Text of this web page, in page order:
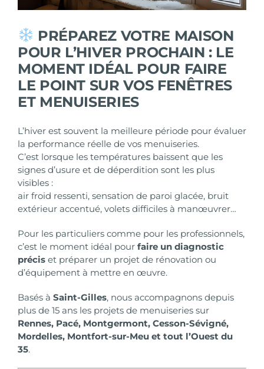
PRÉPAREZ VOTRE MAISON
POUR L’HIVER PROCHAIN : LE
MOMENT IDÉAL POUR FAIRE
LE POINT SUR VOS FENÊTRES
ET MENUISERIES
L’hiver est souvent la meilleure période pour évaluer
la performance réelle de vos menuiseries.
C’est lorsque les températures baissent que les
signes d’usure et de déperdition sont les plus
visibles :
air froid ressenti, sensation de paroi glacée, bruit
extérieur accentué, volets difficiles à manœuvrer…
Pour les particuliers comme pour les professionnels,
c’est le moment idéal pour faire un diagnostic
précis et préparer un projet de rénovation ou
d’équipement à mettre en œuvre.
Basés à Saint-Gilles, nous accompagnons depuis
plus de 15 ans les projets de menuiseries sur
Rennes, Pacé, Montgermont, Cesson-Sévigné,
Mordelles, Montfort-sur-Meu et tout l’Ouest du
35.